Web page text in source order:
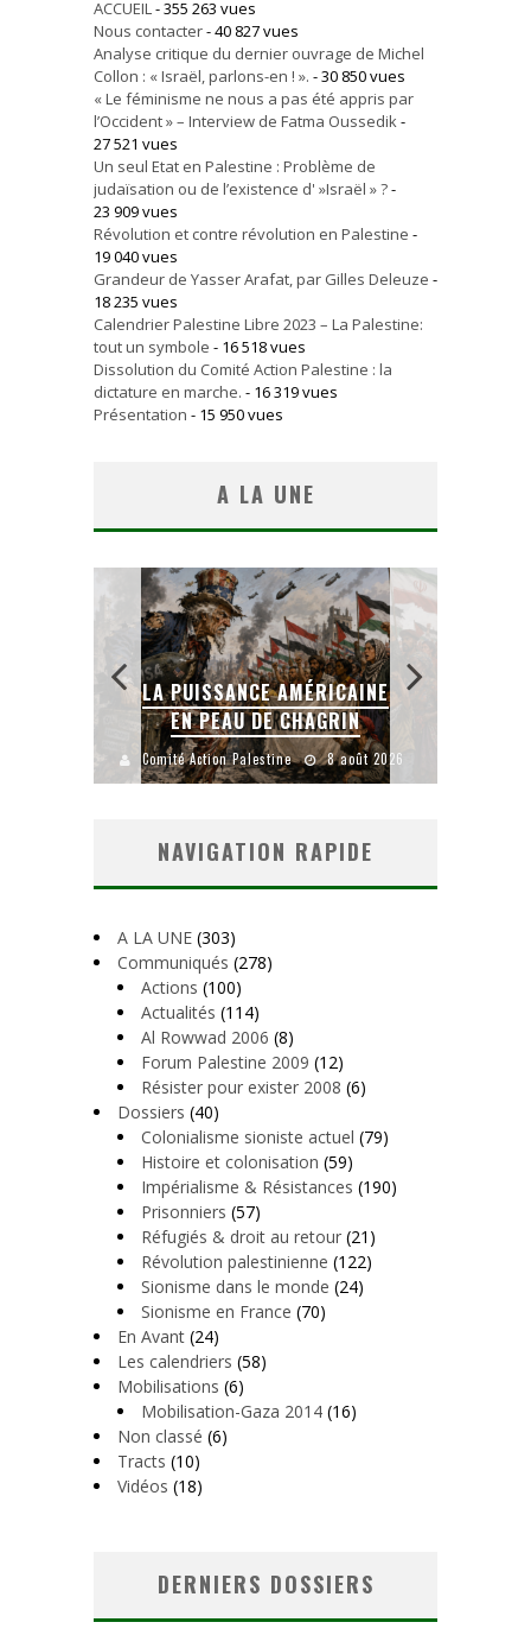
ACCUEIL- 355 263 vues
Nous contacter- 40 827 vues
Analyse critique du dernier ouvrage de Michel
Collon : « Israël, parlons-en ! ». - 30 850 vues
« Le féminisme ne nous a pas été appris par
l’Occident » – Interview de Fatma Oussedik-
27 521 vues
Un seul Etat en Palestine : Problème de
judaïsation ou de l’existence d' »Israël » ?-
23 909 vues
Révolution et contre révolution en Palestine -
19 040 vues
Grandeur de Yasser Arafat, par Gilles Deleuze -
18 235 vues
Calendrier Palestine Libre 2023 – La Palestine:
tout un symbole - 16 518 vues
Dissolution du Comité Action Palestine : la
dictature en marche. - 16 319 vues
Présentation - 15 950 vues
A LA UNE
LA BANALITÉ DU MAL
COLONIAL
Comité Action Palestine 1 août 2026
NAVIGATION RAPIDE
A LA UNE (303)
Communiqués (278)
Actions (100)
Actualités (114)
Al Rowwad 2006 (8)
Forum Palestine 2009 (12)
Résister pour exister 2008 (6)
Dossiers (40)
Colonialisme sioniste actuel (79)
Histoire et colonisation (59)
Impérialisme & Résistances (190)
Prisonniers (57)
Réfugiés & droit au retour (21)
Révolution palestinienne (122)
Sionisme dans le monde (24)
Sionisme en France (70)
En Avant (24)
Les calendriers (58)
Mobilisations (6)
Mobilisation-Gaza 2014 (16)
Non classé (6)
Tracts (10)
Vidéos (18)
DERNIERS DOSSIERS